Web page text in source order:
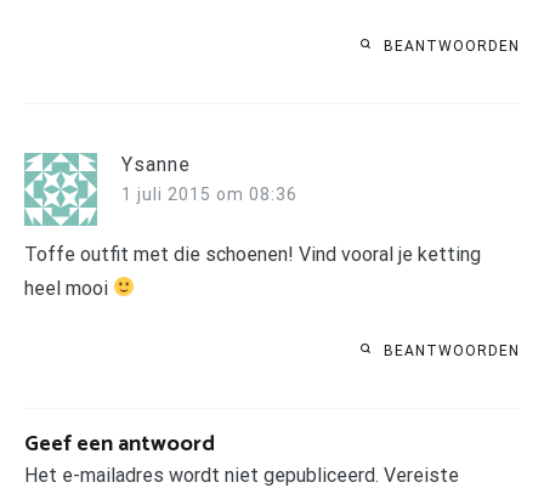
BEANTWOORDEN
Ysanne
1 juli 2015 om 08:36
Toffe outfit met die schoenen! Vind vooral je ketting
heel mooi
BEANTWOORDEN
Geef een antwoord
Het e-mailadres wordt niet gepubliceerd. Vereiste